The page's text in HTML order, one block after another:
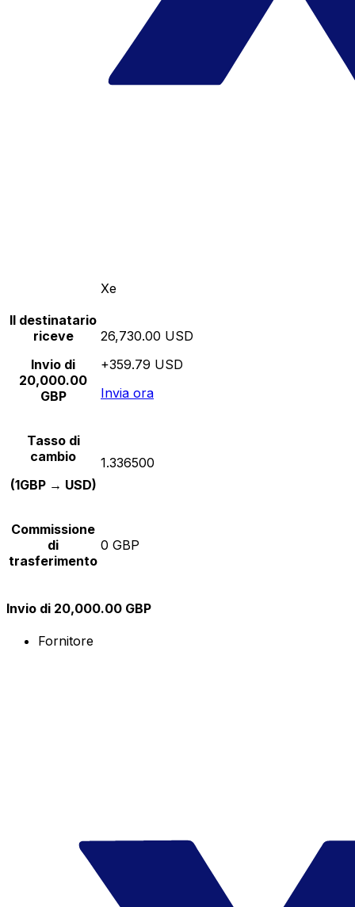
Xe
Il destinatario
riceve
Invio di
20,000.00
GBP
26,730.00 USD
+359.79 USD
Invia ora
Tasso di
cambio
(1GBP → USD)
1.336500
Commissione
di
trasferimento
0 GBP
Invio di 20,000.00 GBP
Fornitore